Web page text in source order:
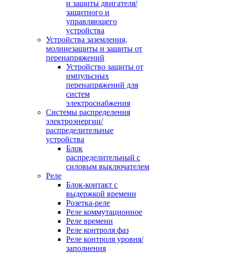
и защиты двигателя/
защитного и
управляющего
устройства
Устройства заземления,
молниезащиты и защиты от
перенапряжений
Устройство защиты от
импульсных
перенапряжений для
систем
электроснабжения
Системы распределения
электроэнергии/
распределительные
устройства
Блок
распределительный с
силовым выключателем
Реле
Блок-контакт с
выдержкой времени
Розетка-реле
Реле коммутационное
Реле времени
Реле контроля фаз
Реле контроля уровня/
заполнения